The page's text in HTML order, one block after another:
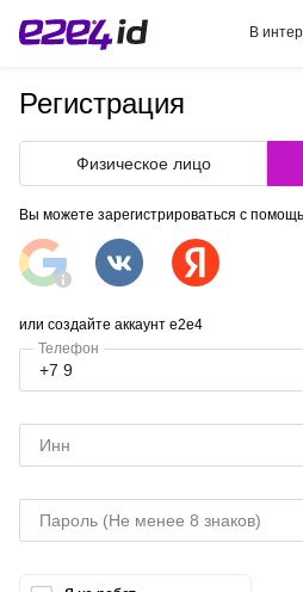
В
Регистрация
Физическое лицо
Вы можете зарегистрироваться с
или создайте аккаунт e2e4
Телефон